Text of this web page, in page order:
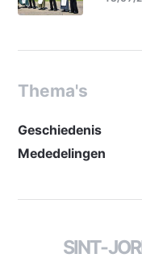
Thema's
Geschiedenis
Mededelingen
SINT-